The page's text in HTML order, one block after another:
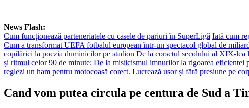
News Flash:
Cum funcționează parteneriatele cu casele de pariuri în SuperLigă Iată cum
Cum a transformat UEFA fotbalul european într-un spectacol global de
copilăriei la poezia duminicilor pe stadion De la corsetul secolului al XIX-lea
și ritmul celor 90 de minute: De la misticismul imnurilor la rigoarea eficienței
reglezi un ham pentru motocoasă corect. Lucrează ușor și fără presiune pe
Cand vom putea circula pe centura de Sud a